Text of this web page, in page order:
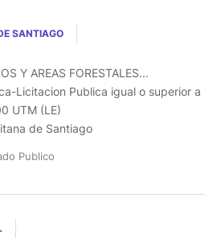
SANTIAGO
Y AREAS FORESTALES...
Licitacion Publica igual o superior a
UTM (LE)
de Santiago
Publico